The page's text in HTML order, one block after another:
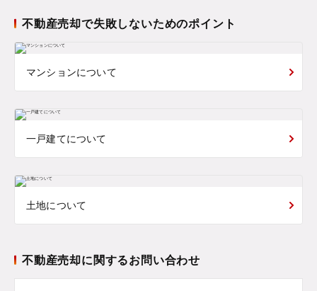
不動産売却で失敗しないためのポイント
マンションについて
一戸建てについて
土地について
不動産売却に関するお問い合わせ